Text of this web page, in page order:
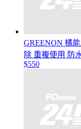
GREENON 橘
除 重複使用 防
$550